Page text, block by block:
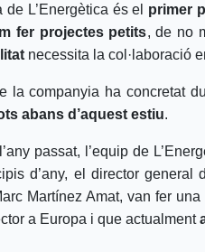
L’Energètica és el primer
fer projectes petits, de no
necessita la col·laboració
la companyia ha concretat
abans d’aquest estiu.
passat, l’equip de
d’any, el director
Martínez Amat, van fer una
a Europa i que actualment